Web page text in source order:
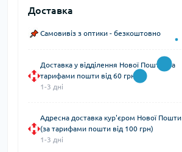
Доставка
Самовивіз з оптики - безкоштовно
Доставка у відділення Нової Пошти (за
тарифами пошти від 60 грн)
1-3 дні
Адресна доставка кур'єром Нової Пошти
(за тарифами пошти від 100 грн)
1-3 дні